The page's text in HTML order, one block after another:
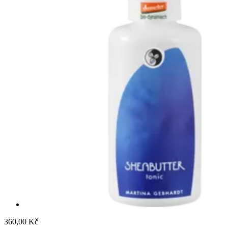
360,00 Kč